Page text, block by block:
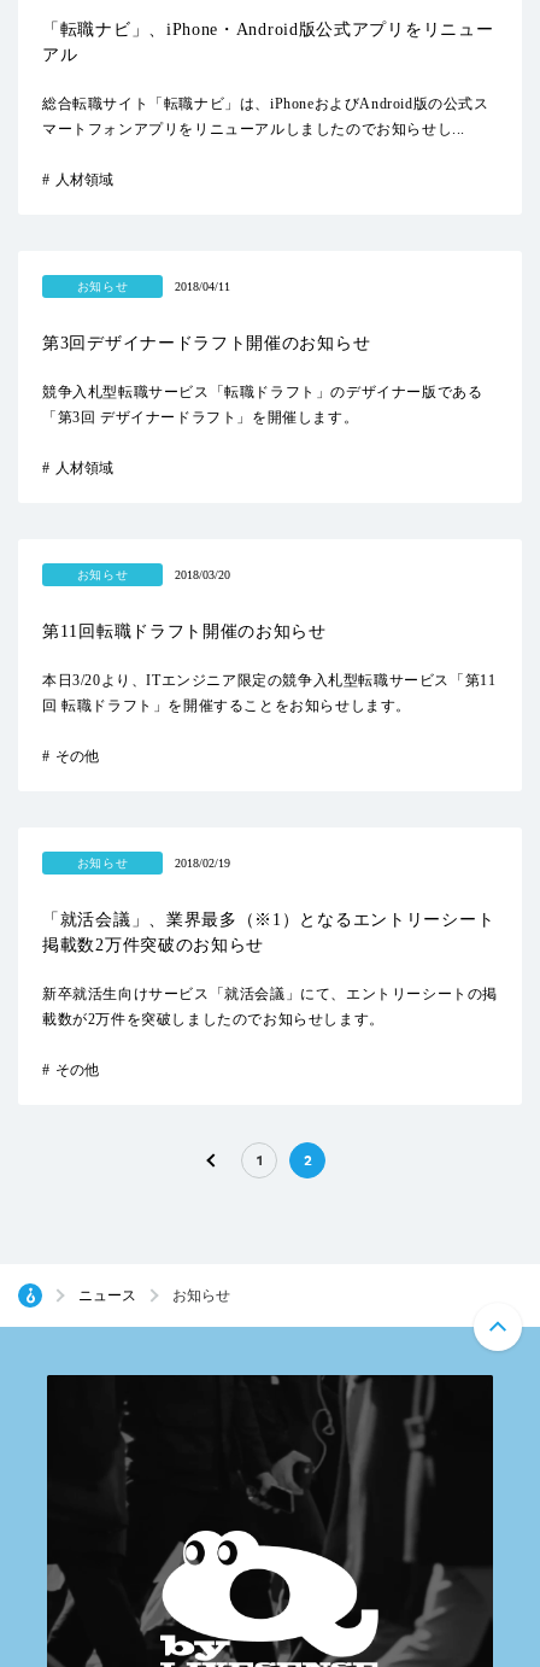
「転職ナビ」、iPhone・Android版公式アプリをリニュー
アル
総合転職サイト「転職ナビ」は、iPhoneおよびAndroid版の公式ス
マートフォンアプリをリニューアルしましたのでお知らせし...
人材領域
お知らせ 2018/04/11
第3回デザイナードラフト開催のお知らせ
競争入札型転職サービス「転職ドラフト」のデザイナー版である
「第3回 デザイナードラフト」を開催します。
人材領域
お知らせ 2018/03/20
第11回転職ドラフト開催のお知らせ
本日3/20より、ITエンジニア限定の競争入札型転職サービス「第11
回 転職ドラフト」を開催することをお知らせします。
その他
お知らせ 2018/02/19
「就活会議」、業界最多（※1）となるエントリーシート
掲載数2万件突破のお知らせ
新卒就活生向けサービス「就活会議」にて、エントリーシートの掲
載数が2万件を突破しましたのでお知らせします。
その他
1 2
ニュース お知らせ